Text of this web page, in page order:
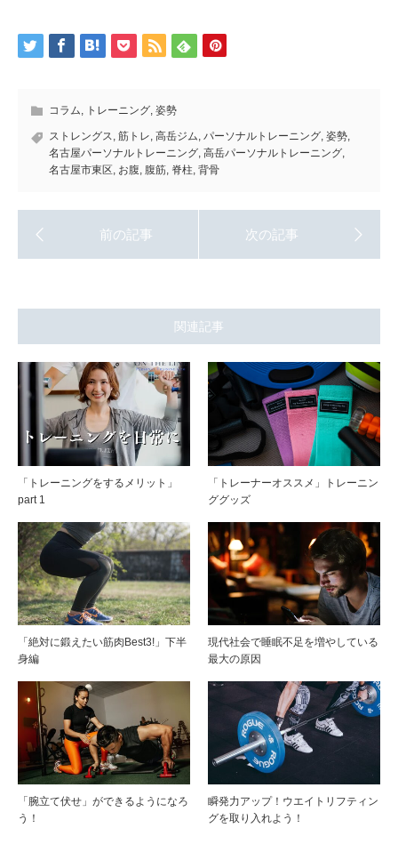
コラム, トレーニング, 姿勢
ストレングス, 筋トレ, 高岳ジム, パーソナルトレーニング, 姿勢,
名古屋パーソナルトレーニング, 高岳パーソナルトレーニング,
名古屋市東区, お腹, 腹筋, 脊柱, 背骨
関連記事
「トレーニングをするメリット」
part 1
「トレーナーオススメ」トレーニン
ググッズ
「絶対に鍛えたい筋肉Best3!」下半
身編
現代社会で睡眠不足を増やしている
最大の原因
「腕立て伏せ」ができるようになろ
う！
瞬発力アップ！ウエイトリフティン
グを取り入れよう！